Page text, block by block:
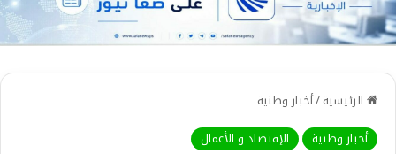
الرئيسية/أخبار وطنية
أخبار وطنية
الإقتصاد و الأعمال